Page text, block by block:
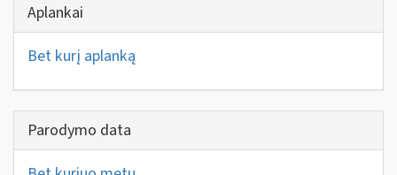
Aplankai
Bet kurį aplanką
Parodymo data